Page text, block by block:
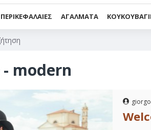
ΠΕΡΙΚΕΦΑΛΑΙΕΣ ΑΓΑΛΜΑΤΑ
modern